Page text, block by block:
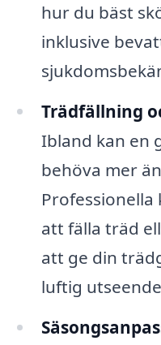
hur du bäst
inklusive
Trädfällning
Ibland kan en
behöva mer
Professionella
att fälla träd
att ge din
luftig